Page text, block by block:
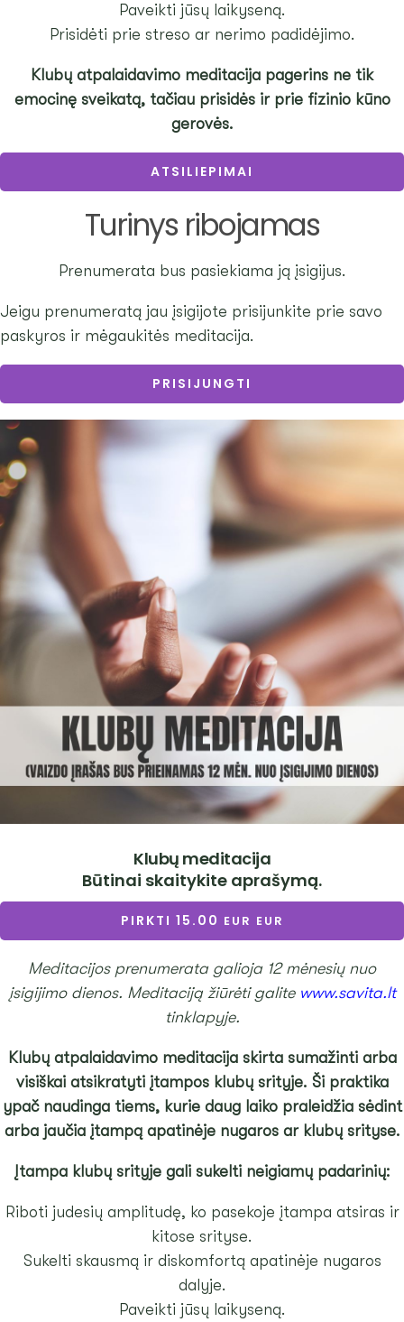
Paveikti jūsų laikyseną.
Prisidėti prie streso ar nerimo padidėjimo.
Klubų atpalaidavimo meditacija pagerins ne tik
emocinę sveikatą, tačiau prisidės ir prie fizinio kūno
gerovės.
ATSILIEPIMAI
Turinys ribojamas
Prenumerata bus pasiekiama ją įsigijus.
Jeigu prenumeratą jau įsigijote prisijunkite prie savo
paskyros ir mėgaukitės meditacija.
PRISIJUNGTI
Klubų meditacija
Būtinai skaitykite aprašymą.
PIRKTI 15.00
Meditacijos prenumerata galioja 12 mėnesių nuo
įsigijimo dienos. Meditaciją žiūrėti galite www.savita.lt
tinklapyje.
Klubų atpalaidavimo meditacija skirta sumažinti arba
visiškai atsikratyti įtampos klubų srityje. Ši praktika
ypač naudinga tiems, kurie daug laiko praleidžia sėdint
arba jaučia įtampą apatinėje nugaros ar klubų srityse.
Įtampa klubų srityje gali sukelti neigiamų padarinių:
Riboti judesių amplitudę, ko pasekoje įtampa atsiras ir
kitose srityse.
Sukelti skausmą ir diskomfortą apatinėje nugaros
dalyje.
Paveikti jūsų laikyseną.